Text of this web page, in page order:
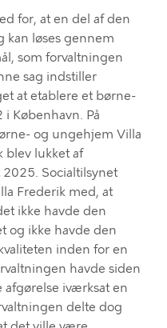
for, at en del afden
kan løses gennem
som forvaltningen
sag indstiller
at etablere et børne-
i København. På
og ungehjem Villa
blev lukket af
2025. Socialtilsynet
Frederik med, at
ikke havde den
og ikke havde den
inden for en
havde siden
iværksat en
del te dog